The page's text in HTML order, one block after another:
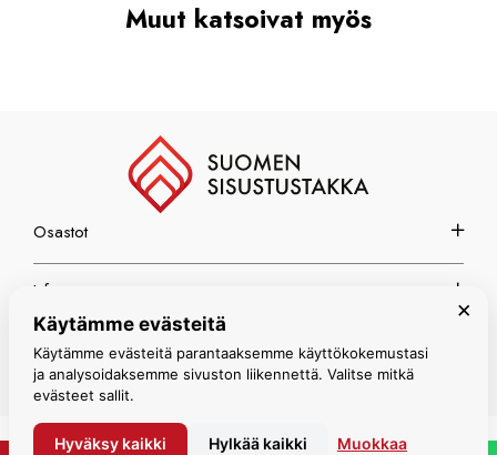
Muut katsoivat myös
Osastot
Info
Espoon myymälä
×
Käytämme evästeitä
Käytämme evästeitä parantaaksemme käyttökokemustasi
ja analysoidaksemme sivuston liikennettä. Valitse mitkä
evästeet sallit.
Hyväksy kaikki Hylkää kaikki Muokkaa